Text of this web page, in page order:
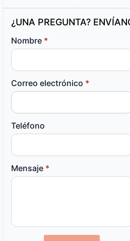
¿UNA PREGUNTA?
Nombre *
Correo electrónico *
Teléfono
Mensaje *